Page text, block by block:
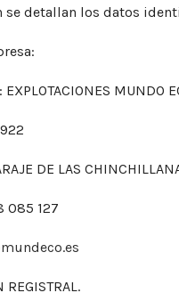
se detallan los datos
MUNDO
DE LAS
085 127
REGISTRAL.